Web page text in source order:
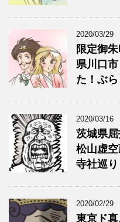
2020/03/29
限定御
県川口
た！ぶ
2020/03/16
茨城県
松山虚
寺社巡り
2020/02/29
東京ド